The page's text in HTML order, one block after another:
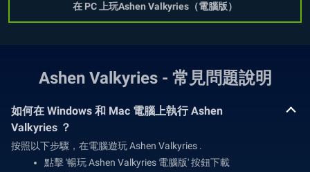
在 PC 上玩Ashen Valkyries（電腦版）
Ashen Valkyries - 常見問題說明
如何在 Windows 和 Mac 電腦上執行 Ashen
Valkyries ？
按照以下步驟，在電腦遊玩 Ashen Valkyries .
點擊 '暢玩 Ashen Valkyries 電腦版' 按鈕下載